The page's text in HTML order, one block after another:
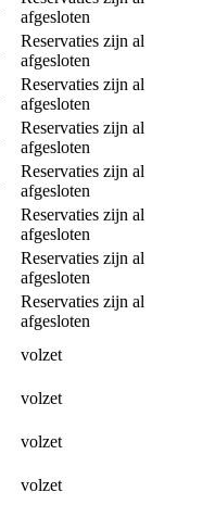
afgesloten
Reservaties zijn al
afgesloten
Reservaties zijn al
afgesloten
Reservaties zijn al
afgesloten
Reservaties zijn al
afgesloten
Reservaties zijn al
afgesloten
Reservaties zijn al
afgesloten
Reservaties zijn al
afgesloten
volzet
volzet
volzet
volzet